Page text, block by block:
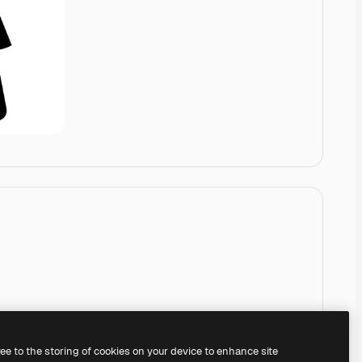
to the storing of cookies on your device to enhance site